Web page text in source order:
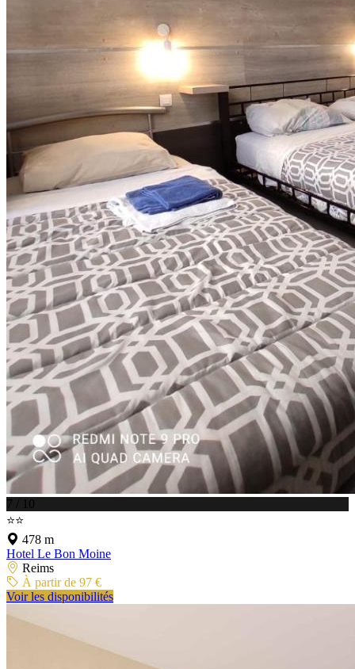
7 / 10
⭐⭐
478 m
Hotel Le Bon Moine
Reims
À partir de 97 €
Voir les disponibilités